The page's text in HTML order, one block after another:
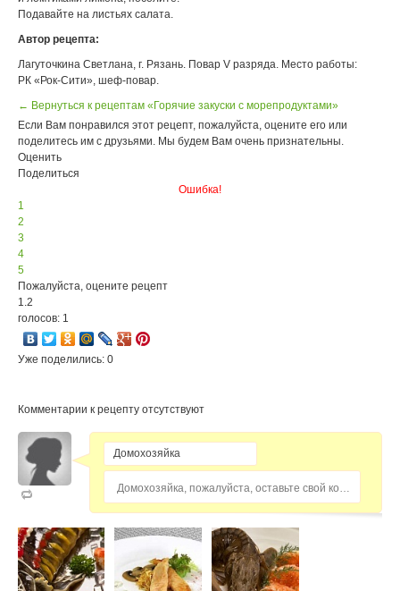
Подавайте на листьях салата.
Автор рецепта:
Лагуточкина Светлана, г. Рязань. Повар V разряда. Место работы:
РК «Рок-Сити», шеф-повар.
← Вернуться к рецептам «Горячие закуски с морепродуктами»
Если Вам понравился этот рецепт, пожалуйста, оцените его или
поделитесь им с друзьями. Мы будем Вам очень признательны.
Оценить
Поделиться
Ошибка!
1
2
3
4
5
Пожалуйста, оцените рецепт
1.2
голосов: 1
Уже поделились: 0
Комментарии к рецепту отсутствуют